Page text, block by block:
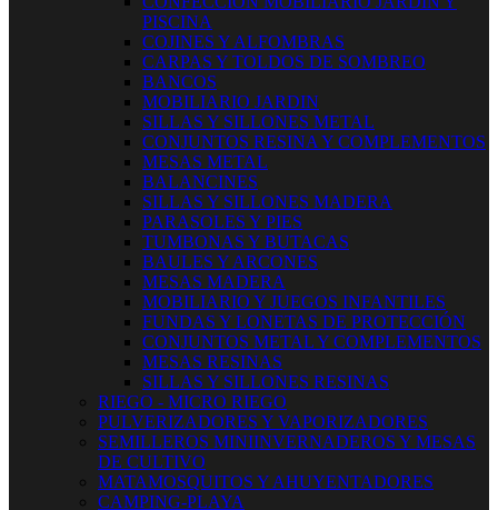
PISCINA
COJINES Y ALFOMBRAS
CARPAS Y TOLDOS DE SOMBREO
BANCOS
MOBILIARIO JARDIN
SILLAS Y SILLONES METAL
CONJUNTOS RESINA Y COMPLEMENTOS
MESAS METAL
BALANCINES
SILLAS Y SILLONES MADERA
PARASOLES Y PIES
TUMBONAS Y BUTACAS
BAULES Y ARCONES
MESAS MADERA
MOBILIARIO Y JUEGOS INFANTILES
FUNDAS Y LONETAS DE PROTECCIÓN
CONJUNTOS METAL Y COMPLEMENTOS
MESAS RESINAS
SILLAS Y SILLONES RESINAS
RIEGO - MICRO RIEGO
PULVERIZADORES Y VAPORIZADORES
SEMILLEROS MINIINVERNADEROS Y MESAS
DE CULTIVO
MATAMOSQUITOS Y AHUYENTADORES
CAMPING-PLAYA